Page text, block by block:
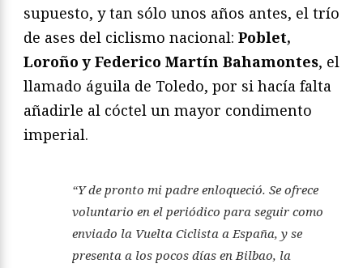
supuesto, y tan sólo unos años antes, el trío
de ases del ciclismo nacional: Poblet,
Loroño y Federico Martín Bahamontes, el
llamado águila de Toledo, por si hacía falta
añadirle al cóctel un mayor condimento
imperial.
“Y de pronto mi padre enloqueció. Se ofrece
voluntario en el periódico para seguir como
enviado la Vuelta Ciclista a España, y se
presenta a los pocos días en Bilbao, la